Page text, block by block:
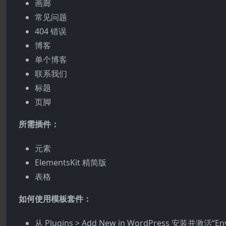
画廊
常见问题
404 错误
博客
单个博客
联系我们
标题
页脚
所需插件：
元素
ElementsKit 精简版
表格
如何使用模板套件：
从 Plugins > Add New in WordPress 安装并激活